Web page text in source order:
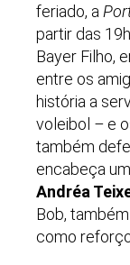
feriado, a
partir das
Bayer Filho,
entre os
história a
voleibol – e
também
encabeça
Andréa
Bob,
como